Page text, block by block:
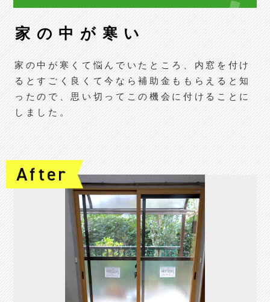
家の中が寒い
家の中が寒くて悩んでいたところ、内窓を付け
るとすごく良くて今なら補助金ももらえると知
ったので、思い切ってこの機会に付けることに
しました。